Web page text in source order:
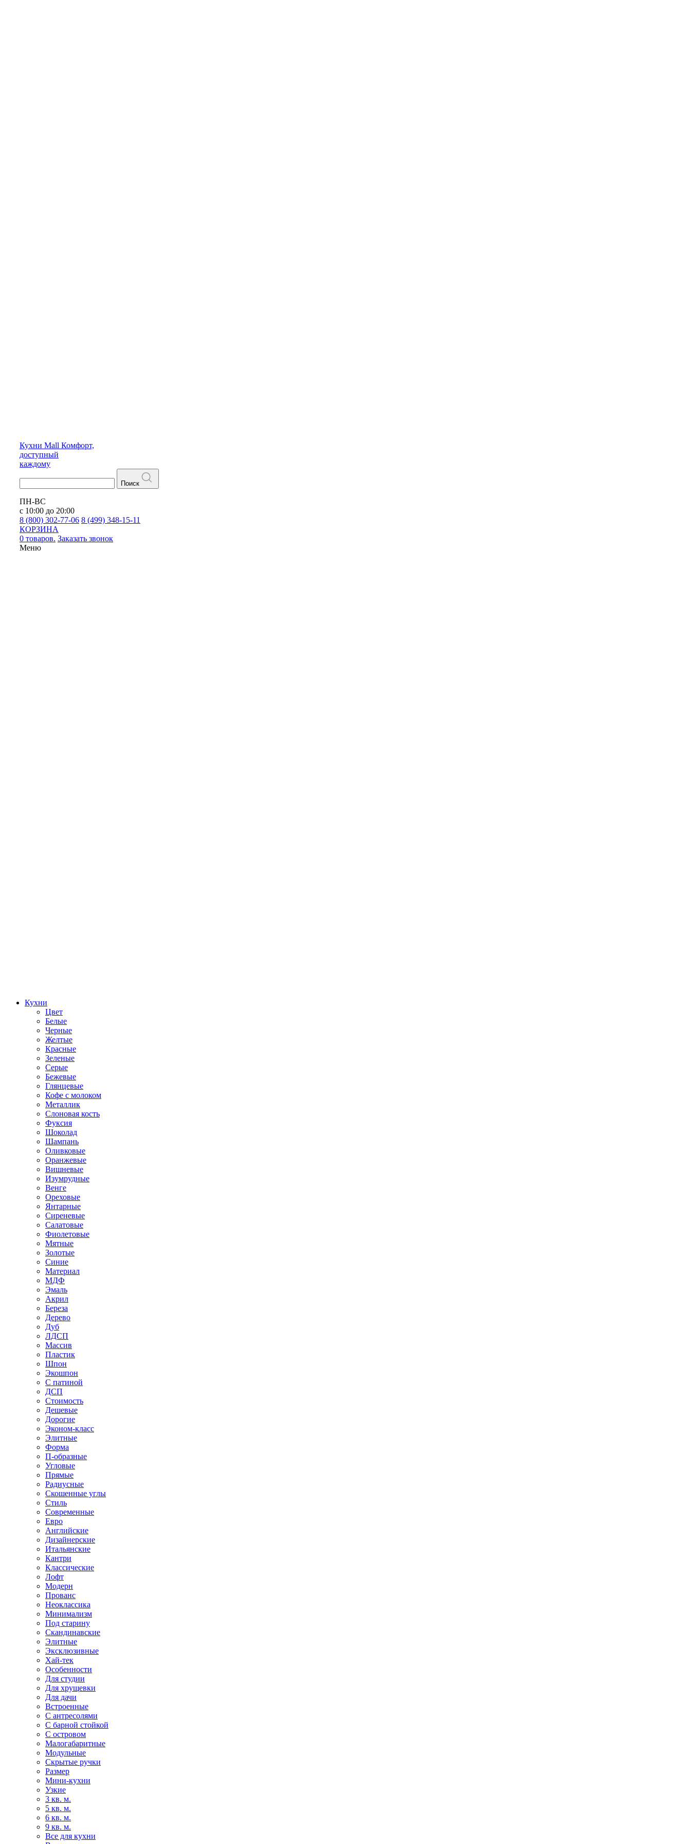
Кухни Mall Комфорт,
доступный
каждому
Поиск
ПН-ВС
с 10:00 до 20:00
8 (800) 302-77-06 8 (499) 348-15-11
КОРЗИНА
0 товаров. Заказать звонок
Меню
Кухни
Цвет
Белые
Черные
Желтые
Красные
Зеленые
Серые
Бежевые
Глянцевые
Кофе с молоком
Металлик
Слоновая кость
Фуксия
Шоколад
Шампань
Оливковые
Оранжевые
Вишневые
Изумрудные
Венге
Ореховые
Янтарные
Сиреневые
Салатовые
Фиолетовые
Мятные
Золотые
Синие
Материал
МДФ
Эмаль
Акрил
Береза
Дерево
Дуб
ЛДСП
Массив
Пластик
Шпон
Экошпон
С патиной
ДСП
Стоимость
Дешевые
Дорогие
Эконом-класс
Элитные
Форма
П-образные
Угловые
Прямые
Радиусные
Скошенные углы
Стиль
Современные
Евро
Английские
Дизайнерские
Итальянские
Кантри
Классические
Лофт
Модерн
Прованс
Неоклассика
Минимализм
Под старину
Скандинавские
Элитные
Эксклюзивные
Хай-тек
Особенности
Для студии
Для хрущевки
Для дачи
Встроенные
С антресолями
С барной стойкой
С островом
Малогабаритные
Модульные
Скрытые ручки
Размер
Мини-кухни
Узкие
3 кв. м.
5 кв. м.
6 кв. м.
9 кв. м.
Все для кухни